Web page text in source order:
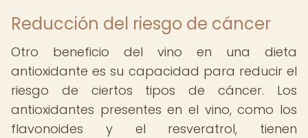
Reducción del riesgo de cáncer
Otro beneficio del vino en una dieta
antioxidante es su capacidad para reducir el
riesgo de ciertos tipos de cáncer. Los
antioxidantes presentes en el vino, como los
flavonoides y el resveratrol, tienen